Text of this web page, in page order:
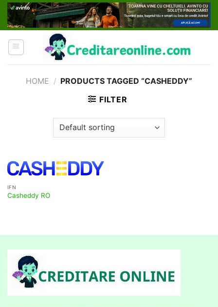
Skip
content
HOME / PRODUCTS TAGGED “CASHEDDY”
FILTER
IFN
Casheddy RO